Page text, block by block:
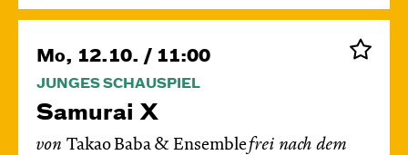
Mo, 12.10. / 11:00
JUNGES SCHAUSPIEL
Samurai X
von Takao Baba & Ensemblefrei nach dem